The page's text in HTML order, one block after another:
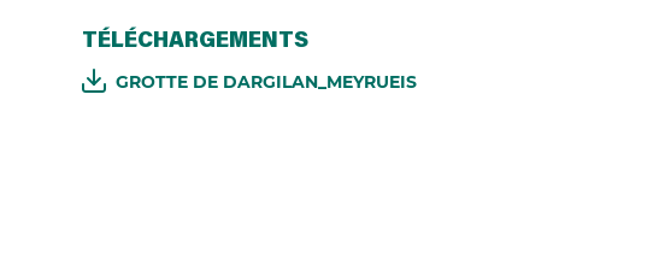
TÉLÉCHARGEMENTS
GROTTE DE DARGILAN_MEYRUEIS